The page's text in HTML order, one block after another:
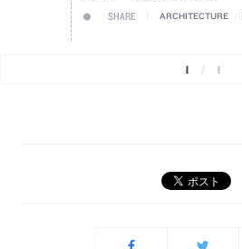
SHARE ARCHITECTURE
1 1